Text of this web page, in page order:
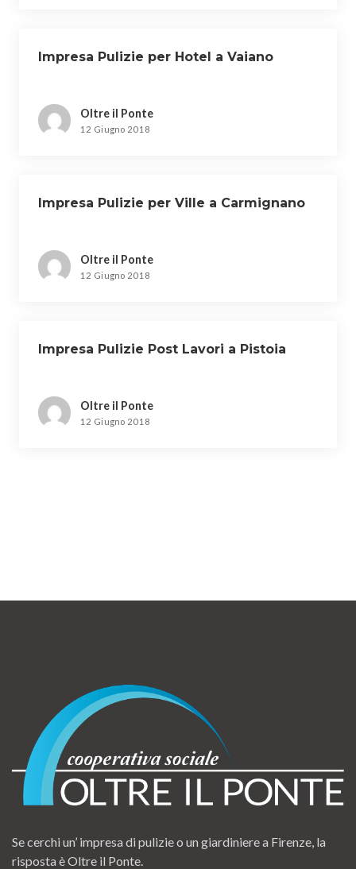
Impresa Pulizie per Hotel a Vaiano
Oltre il Ponte
12 Giugno 2018
Impresa Pulizie per Ville a Carmignano
Oltre il Ponte
12 Giugno 2018
Impresa Pulizie Post Lavori a Pistoia
Oltre il Ponte
12 Giugno 2018
Se cerchi un’ impresa di pulizie o un giardiniere a Firenze, la
risposta è Oltre il Ponte.